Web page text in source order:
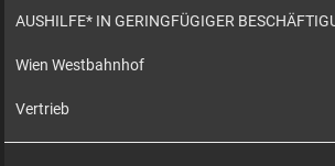
AUSHILFE* IN GERINGFÜGIGER
Wien Westbahnhof
Vertrieb